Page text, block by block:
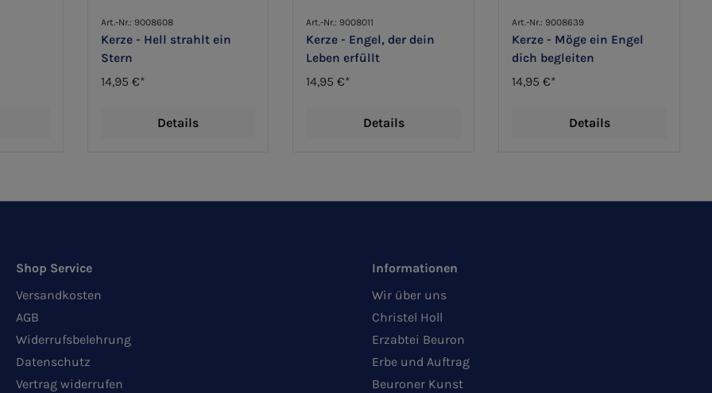
Art.-Nr.: 9008608
Kerze - Hell strahlt ein
Stern
14,95 €*
Details
Art.-Nr.: 9008011
Kerze - Engel, der dein
Leben erfüllt
14,95 €*
Details
Art.-Nr.: 9008639
Kerze - Möge ein Engel
dich begleiten
14,95 €*
Details
Shop Service
Versandkosten
AGB
Widerrufsbelehrung
Datenschutz
Vertrag widerrufen
Informationen
Wir über uns
Christel Holl
Erzabtei Beuron
Erbe und Auftrag
Beuroner Kunst